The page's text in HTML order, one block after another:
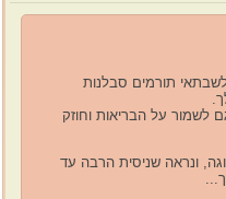
למרקורי ולשבתאי תורמים סבלנות
לשמור על הבריאות וחוזק
ונראה שניסית הרבה עד